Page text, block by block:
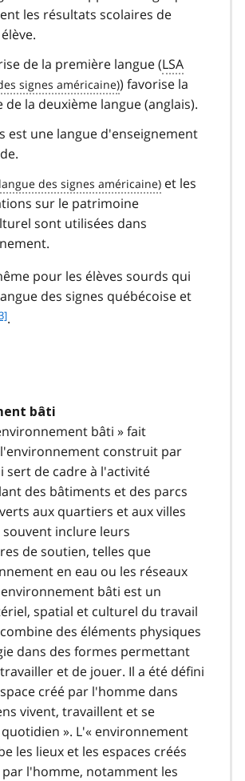
les résultats scolaires de
de la première langue (LSA
) favorise la
de la deuxième langue (anglais).
est une langue d'enseignement
et les
sur le patrimoine
sont utilisées dans
pour les élèves sourds qui
des signes québécoise et
.
bâti
bâti » fait
construit par
sert de cadre à l'activité
des bâtiments et des parcs
aux quartiers et aux villes
inclure leurs
de soutien, telles que
en eau ou les réseaux
bâti est un
spatial et culturel du travail
des éléments physiques
dans des formes permettant
et de jouer. Il a été défini
créé par l'homme dans
vivent, travaillent et se
». L'« environnement
les lieux et les espaces créés
l'homme, notamment les